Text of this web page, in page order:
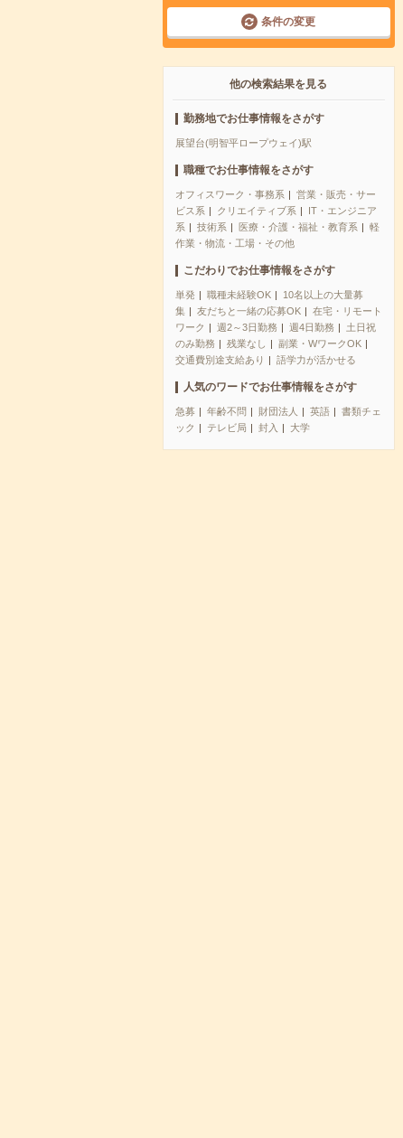
条件の変更
他の検索結果を見る
勤務地でお仕事情報をさがす
展望台(明智平ロープウェイ)駅
職種でお仕事情報をさがす
オフィスワーク・事務系
営業・販売・サー
ビス系
クリエイティブ系
IT・エンジニア
系
技術系 医療・介護・福祉・教育系
軽
作業・物流・工場・その他
こだわりでお仕事情報をさがす
単発 職種未経験OK
10名以上の大量募
集
友だちと一緒の応募OK
在宅・リモート
ワーク
週2～3日勤務 週4日勤務
土日祝
のみ勤務
残業なし
副業・WワークOK
交通費別途支給あり
語学力が活かせる
人気のワードでお仕事情報をさがす
急募 年齢不問 財団法人 英語
書類チェ
ック
テレビ局 封入 大学